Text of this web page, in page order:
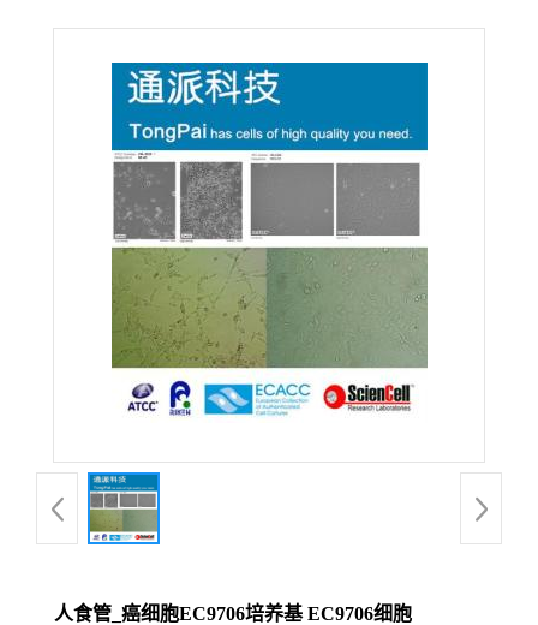
人食管_癌细胞EC9706培养基 EC9706细胞